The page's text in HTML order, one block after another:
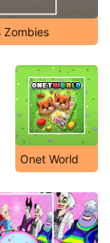
Zombies
Onet World